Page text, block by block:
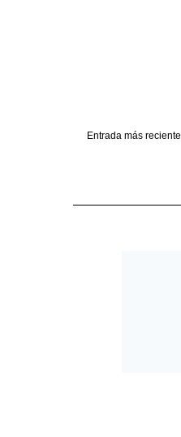
Entrada más reciente